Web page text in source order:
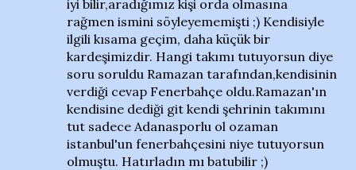
iyi bilir,aradığımız kişi orda olmasına
rağmen ismini söyleyememişti ;) Kendisiyle
ilgili kısama geçim, daha küçük bir
kardeşimizdir. Hangi takımı tutuyorsun diye
soru soruldu Ramazan tarafından,kendisinin
verdiği cevap Fenerbahçe oldu.Ramazan'ın
kendisine dediği git kendi şehrinin takımını
tut sadece Adanasporlu ol ozaman
istanbul'un fenerbahçesini niye tutuyorsun
olmuştu. Hatırladın mı batubilir ;)